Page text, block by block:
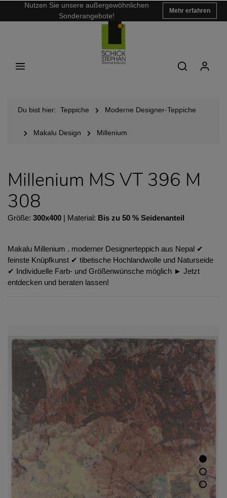
Nutzen Sie unsere außergewöhnlichen
Sonderangebote!
Mehr erfahren
Du bist hier: Teppiche Moderne Designer-Teppiche
Makalu Design Millenium
Millenium MS VT 396 M
308
Größe: 300x400 | Material: Bis zu 50 % Seidenanteil
Makalu Millenium . moderner Designerteppich aus Nepal ✔︎
feinste Knüpfkunst ✔︎ tibetische Hochlandwolle und Naturseide
✔︎ Individuelle Farb- und Größenwünsche möglich ► Jetzt
entdecken und beraten lassen!